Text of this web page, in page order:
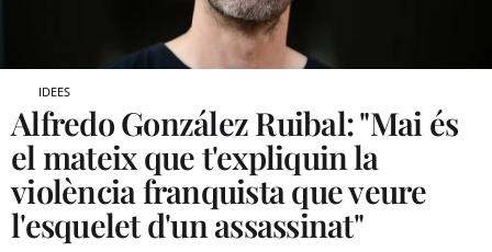
IDEES
Alfredo González Ruibal: "Mai és
el mateix que t'expliquin la
violència franquista que veure
l'esquelet d'un assassinat"